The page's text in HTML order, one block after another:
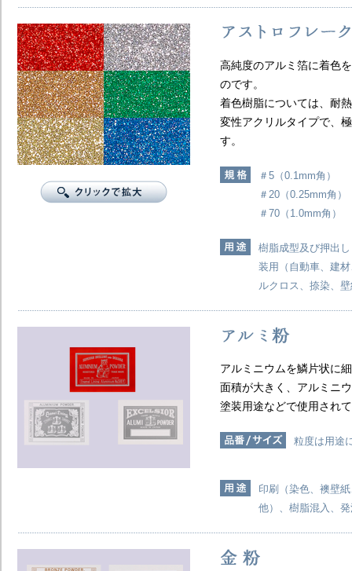
高純度のアルミ箔に着色
のです。
着色樹脂については、耐
変性アクリルタイプで、
す。
＃5（0.1mm角）
＃20（0.25mm角
＃70（1.0mm角）
樹脂成型及び押出
装用（自動車、建
ルクロス、捺染、
アルミニウムを鱗片状に
面積が大きく、アルミニ
塗装用途などで使用され
粒度は用途
印刷（染色、襖壁
他）、樹脂混入、